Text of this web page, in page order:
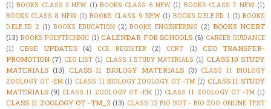
(1) BOOKS CLASS 5 NEW (1) BOOKS CLASS 6 NEW (1) BOOKS CLASS 7 NEW (1)
BOOKS CLASS 8 NEW (1) BOOKS CLASS 9 NEW (1) BOOKS D.ELE.ED 1 (1) BOOKS
D.ELE.ED 2 (1) BOOKS EDUCATION (2) BOOKS ENGINEERING (2) BOOKS NCERT
(13) BOOKS POLYTECHNIC (1) CALENDAR FOR SCHOOLS (6) CAREER GUIDANCE
(1)
CBSE UPDATES (4) CCE REGISTER (2) CCRT (1)
CEO TRANSFER-
PROMOTION (7) CEO LIST (1) CLASS 1 STUDY MATERIALS (1) CLASS 10 STUDY
MATERIALS (13) CLASS 11 BIOLOGY MATERIALS (3) CLASS 11 BIOLOGY
ZOOLOGY OT -EM (1) CLASS 11 BIOLOGY ZOOLOGY OT -TM (1) CLASS 11 STUDY
MATERIALS (9) CLASS 11 ZOOLOGY OT -EM (1) CLASS 11 ZOOLOGY OT -TM (1)
CLASS 11 ZOOLOGY OT -TM_2 (13) CLASS 12 BIO BOT - BIO ZOO ONLINE TEST